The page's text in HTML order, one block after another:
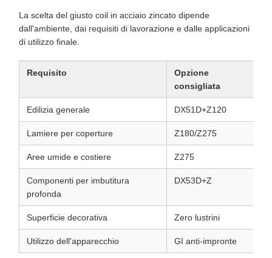
La scelta del giusto coil in acciaio zincato dipende
dall'ambiente, dai requisiti di lavorazione e dalle applicazioni
di utilizzo finale.
Requisito
Opzione
consigliata
Edilizia generale DX51D+Z120
Lamiere per coperture Z180/Z275
Aree umide e costiere Z275
Componenti per imbutitura
profonda
DX53D+Z
Superficie decorativa Zero lustrini
Utilizzo dell'apparecchio GI anti-impronte